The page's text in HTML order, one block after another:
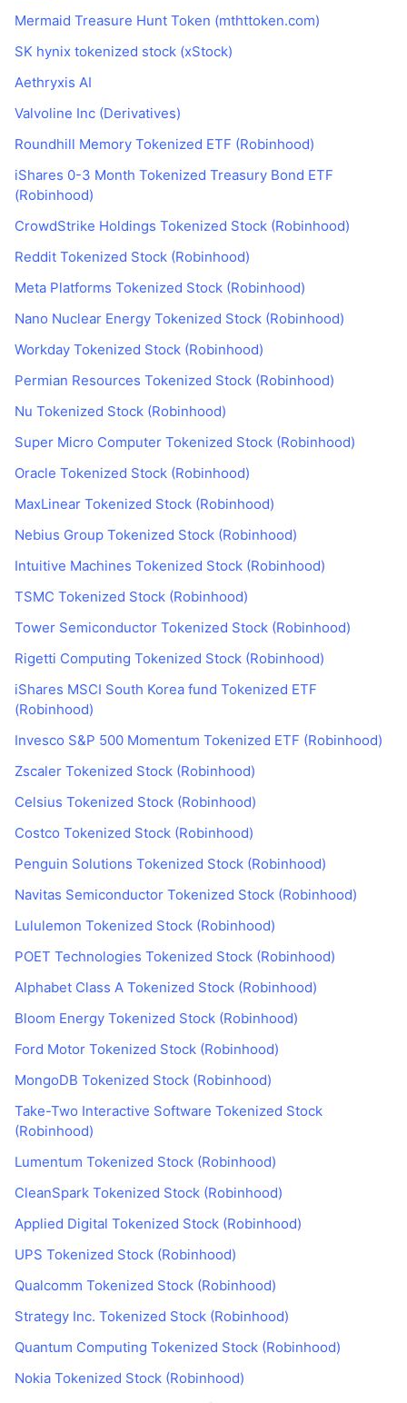
Mermaid Treasure Hunt Token (mthttoken.com)
SK hynix tokenized stock (xStock)
Aethryxis AI
Valvoline Inc (Derivatives)
Roundhill Memory Tokenized ETF (Robinhood)
iShares 0-3 Month Tokenized Treasury Bond ETF
(Robinhood)
CrowdStrike Holdings Tokenized Stock (Robinhood)
Reddit Tokenized Stock (Robinhood)
Meta Platforms Tokenized Stock (Robinhood)
Nano Nuclear Energy Tokenized Stock (Robinhood)
Workday Tokenized Stock (Robinhood)
Permian Resources Tokenized Stock (Robinhood)
Nu Tokenized Stock (Robinhood)
Super Micro Computer Tokenized Stock (Robinhood)
Oracle Tokenized Stock (Robinhood)
MaxLinear Tokenized Stock (Robinhood)
Nebius Group Tokenized Stock (Robinhood)
Intuitive Machines Tokenized Stock (Robinhood)
TSMC Tokenized Stock (Robinhood)
Tower Semiconductor Tokenized Stock (Robinhood)
Rigetti Computing Tokenized Stock (Robinhood)
iShares MSCI South Korea fund Tokenized ETF
(Robinhood)
Invesco S&P 500 Momentum Tokenized ETF (Robinhood)
Zscaler Tokenized Stock (Robinhood)
Celsius Tokenized Stock (Robinhood)
Costco Tokenized Stock (Robinhood)
Penguin Solutions Tokenized Stock (Robinhood)
Navitas Semiconductor Tokenized Stock (Robinhood)
Lululemon Tokenized Stock (Robinhood)
POET Technologies Tokenized Stock (Robinhood)
Alphabet Class A Tokenized Stock (Robinhood)
Bloom Energy Tokenized Stock (Robinhood)
Ford Motor Tokenized Stock (Robinhood)
MongoDB Tokenized Stock (Robinhood)
Take-Two Interactive Software Tokenized Stock
(Robinhood)
Lumentum Tokenized Stock (Robinhood)
CleanSpark Tokenized Stock (Robinhood)
Applied Digital Tokenized Stock (Robinhood)
UPS Tokenized Stock (Robinhood)
Qualcomm Tokenized Stock (Robinhood)
Strategy Inc. Tokenized Stock (Robinhood)
Quantum Computing Tokenized Stock (Robinhood)
Nokia Tokenized Stock (Robinhood)